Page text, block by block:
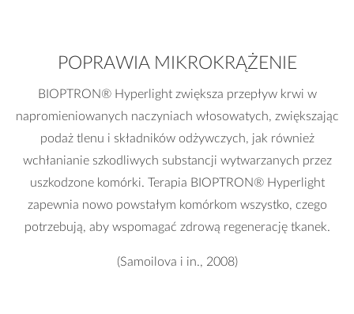
POPRAWIA MIKROKRĄŻENIE
BIOPTRON® Hyperlight zwiększa przepływ krwi w
napromieniowanych naczyniach włosowatych, zwiększając
podaż tlenu i składników odżywczych, jak również
wchłanianie szkodliwych substancji wytwarzanych przez
uszkodzone komórki. Terapia BIOPTRON® Hyperlight
zapewnia nowo powstałym komórkom wszystko, czego
potrzebują, aby wspomagać zdrową regenerację tkanek.
(Samoilova i in., 2008)